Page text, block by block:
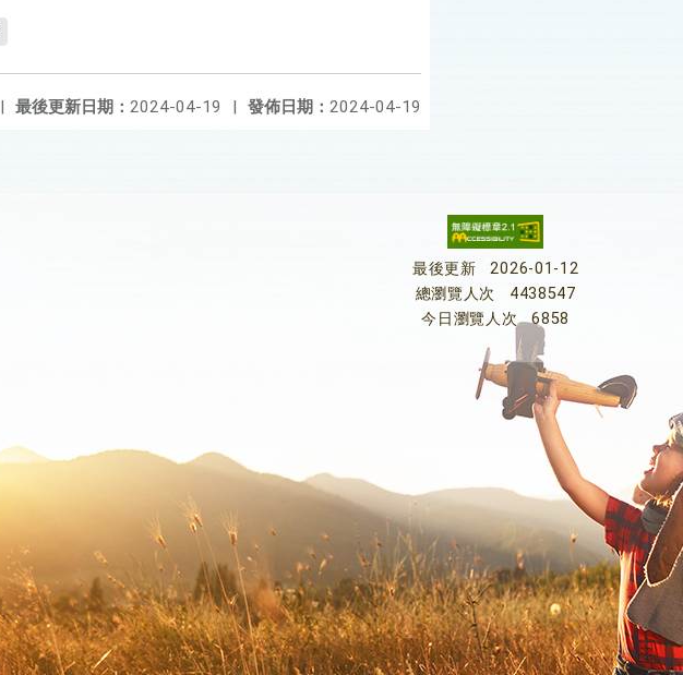
發佈日期： 2024-04-19
最後更新日期： 2024-04-19 |
|
最後更新
2026-01-12
總瀏覽人次
4438547
今日瀏覽人次
6858